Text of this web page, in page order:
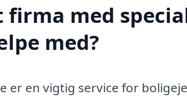
firma med
med?
er en vigtig service for